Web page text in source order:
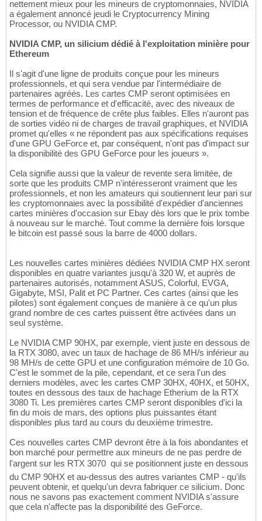
nettement mieux pour les mineurs de cryptomonnaies, NVIDIA
a également annoncé jeudi le Cryptocurrency Mining
Processor, ou NVIDIA CMP.
NVIDIA CMP, un silicium dédié à l'exploitation minière pour
Ethereum
Il s'agit d'une ligne de produits conçue pour les mineurs
professionnels, et qui sera vendue par l'intermédiaire de
partenaires agréés. Les cartes CMP seront optimisées en
termes de performance et d'efficacité, avec des niveaux de
tension et de fréquence de crête plus faibles. Elles n'auront pas
de sorties vidéo ni de charges de travail graphiques, et NVIDIA
promet qu'elles « ne répondent pas aux spécifications requises
d'une GPU GeForce et, par conséquent, n'ont pas d'impact sur
la disponibilité des GPU GeForce pour les joueurs ».
Cela signifie aussi que la valeur de revente sera limitée, de
sorte que les produits CMP n'intéresseront vraiment que les
professionnels, et non les amateurs qui soutiennent leur pari sur
les cryptomonnaies avec la possibilité d'expédier d'anciennes
cartes minières d'occasion sur Ebay dès lors que le prix tombe
à nouveau sur le marché. Tout comme la dernière fois lorsque
le bitcoin est passé sous la barre de 4000 dollars.
Les nouvelles cartes minières dédiées NVIDIA CMP HX seront
disponibles en quatre variantes jusqu'à 320 W, et auprès de
partenaires autorisés, notamment ASUS, Colorful, EVGA,
Gigabyte, MSI, Palit et PC Partner. Ces cartes (ainsi que les
pilotes) sont également conçues de manière à ce qu'un plus
grand nombre de ces cartes puissent être activées dans un
seul système.
Le NVIDIA CMP 90HX, par exemple, vient juste en dessous de
la RTX 3080, avec un taux de hachage de 86 MH/s inférieur au
98 MH/s de cette GPU et une configuration mémoire de 10 Go.
C'est le sommet de la pile, cependant, et ce sera l'un des
derniers modèles, avec les cartes CMP 30HX, 40HX, et 50HX,
toutes en dessous des taux de hachage Etherium de la RTX
3080 Ti. Les premières cartes CMP seront disponibles d'ici la
fin du mois de mars, des options plus puissantes étant
disponibles plus tard au cours du deuxième trimestre.
Ces nouvelles cartes CMP devront être à la fois abondantes et
bon marché pour permettre aux mineurs de ne pas perdre de
l'argent sur les RTX 3070  qui se positionnent juste en dessous
du CMP 90HX et au-dessus des autres variantes CMP - qu'ils
peuvent obtenir, et quelqu'un devra fabriquer ce silicium. Donc
nous ne savons pas exactement comment NVIDIA s'assure
que cela n'affecte pas la disponibilité des GeForce.